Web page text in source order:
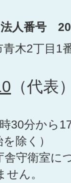
法人番号
木2丁目1
（代表
30分から
除く）
舎守衛室に
ん。